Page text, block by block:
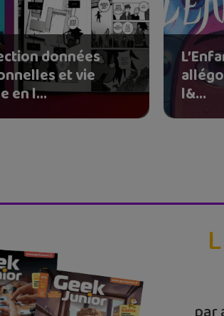
données
et vie
en l... l&...